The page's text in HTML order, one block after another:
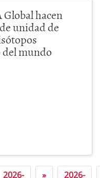
hacen
unidad de
mundo
2026- » 2026-